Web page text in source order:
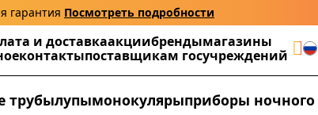
гарантия Посмотреть подробности
и доставкаакциибрендымагазины
контактыпоставщикам госучреждений
трубылупымонокулярыприборы